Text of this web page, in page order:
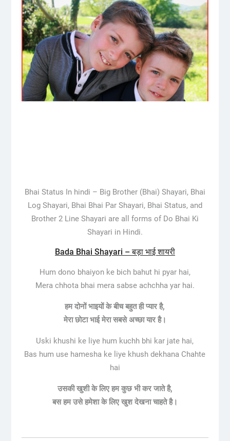
Bhai Status In hindi – Big Brother (Bhai) Shayari, Bhai
Log Shayari, Bhai Bhai Par Shayari, Bhai Status, and
Brother 2 Line Shayari are all forms of Do Bhai Ki
Shayari in Hindi.
Bada Bhai Shayari – बड़ा भाई शायरी
Hum dono bhaiyon ke bich bahut hi pyar hai,
Mera chhota bhai mera sabse achchha yar hai.
हम दोनों भाइयों के बीच बहुत ही प्यार है,
मेरा छोटा भाई मेरा सबसे अच्छा यार है।
Uski khushi ke liye hum kuchh bhi kar jate hai,
Bas hum use hamesha ke liye khush dekhana Chahte
hai
उसकी खुशी के लिए हम कुछ भी कर जाते है,
बस हम उसे हमेशा के लिए खुश देखना चाहते है।